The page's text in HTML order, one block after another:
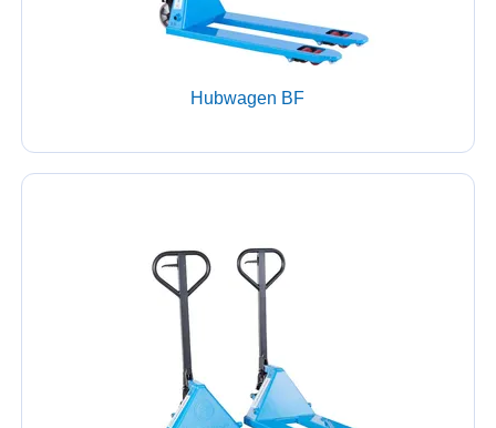
Hubwagen BF